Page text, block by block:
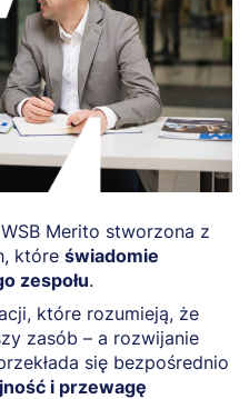
Merito stworzona z
które świadomie
zespołu.
które rozumieją, że
zasób – a rozwijanie
się bezpośrednio
i przewagę